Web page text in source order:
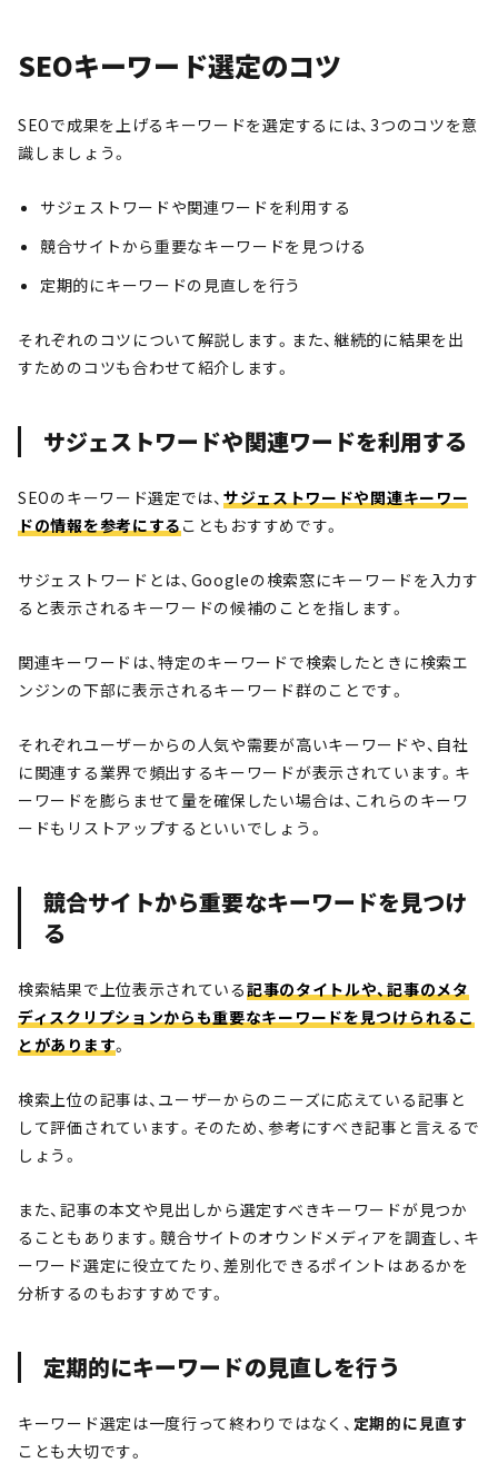
SEOキーワード選定のコツ
SEOで成果を上げるキーワードを選定するには、3つのコツを意
識しましょう。
サジェストワードや関連ワードを利用する
競合サイトから重要なキーワードを見つける
定期的にキーワードの見直しを行う
それぞれのコツについて解説します。また、継続的に結果を出
すためのコツも合わせて紹介します。
サジェストワードや関連ワードを利用する
SEOのキーワード選定では、 サジェストワードや関連キーワー
ドの情報を参考にすることもおすすめです。
サジェストワードとは、Googleの検索窓にキーワードを入力す
ると表示されるキーワードの候補のことを指します。
関連キーワードは、特定のキーワードで検索したときに検索エ
ンジンの下部に表示されるキーワード群のことです。
それぞれユーザーからの人気や需要が高いキーワードや、自社
に関連する業界で頻出するキーワードが表示されています。キ
ーワードを膨らませて量を確保したい場合は、これらのキーワ
ードもリストアップするといいでしょう。
競合サイトから重要なキーワードを見つけ
る
検索結果で上位表示されている記事のタイトルや、記事のメタ
ディスクリプションからも重要なキーワードを見つけられるこ
とがあります。
検索上位の記事は、ユーザーからのニーズに応えている記事と
して評価されています。そのため、参考にすべき記事と言えるで
しょう。
また、記事の本文や見出しから選定すべきキーワードが見つか
ることもあります。競合サイトのオウンドメディアを調査し、キ
ーワード選定に役立てたり、差別化できるポイントはあるかを
分析するのもおすすめです。
定期的にキーワードの見直しを行う
キーワード選定は一度行って終わりではなく、 定期的に見直す
ことも大切です。